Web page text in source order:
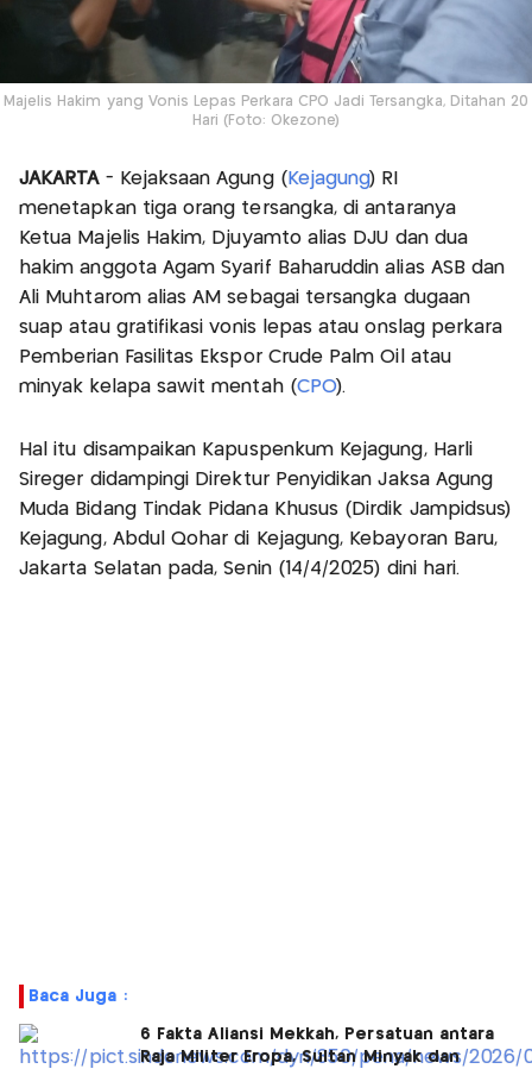
Majelis Hakim yang Vonis Lepas Perkara CPO Jadi Tersangka, Ditahan 20
Hari (Foto: Okezone)
JAKARTA - Kejaksaan Agung ( Kejagung) RI
menetapkan tiga orang tersangka, di antaranya
Ketua Majelis Hakim, Djuyamto alias DJU dan dua
hakim anggota Agam Syarif Baharuddin alias ASB dan
Ali Muhtarom alias AM sebagai tersangka dugaan
suap atau gratifikasi vonis lepas atau onslag perkara
Pemberian Fasilitas Ekspor Crude Palm Oil atau
minyak kelapa sawit mentah (CPO).
Hal itu disampaikan Kapuspenkum Kejagung, Harli
Sireger didampingi Direktur Penyidikan Jaksa Agung
Muda Bidang Tindak Pidana Khusus (Dirdik Jampidsus)
Kejagung, Abdul Qohar di Kejagung, Kebayoran Baru,
Jakarta Selatan pada, Senin (14/4/2025) dini hari.
Baca Juga :
6 Fakta Aliansi Mekkah, Persatuan antara
Raja Militer Eropa, Sultan Minyak dan